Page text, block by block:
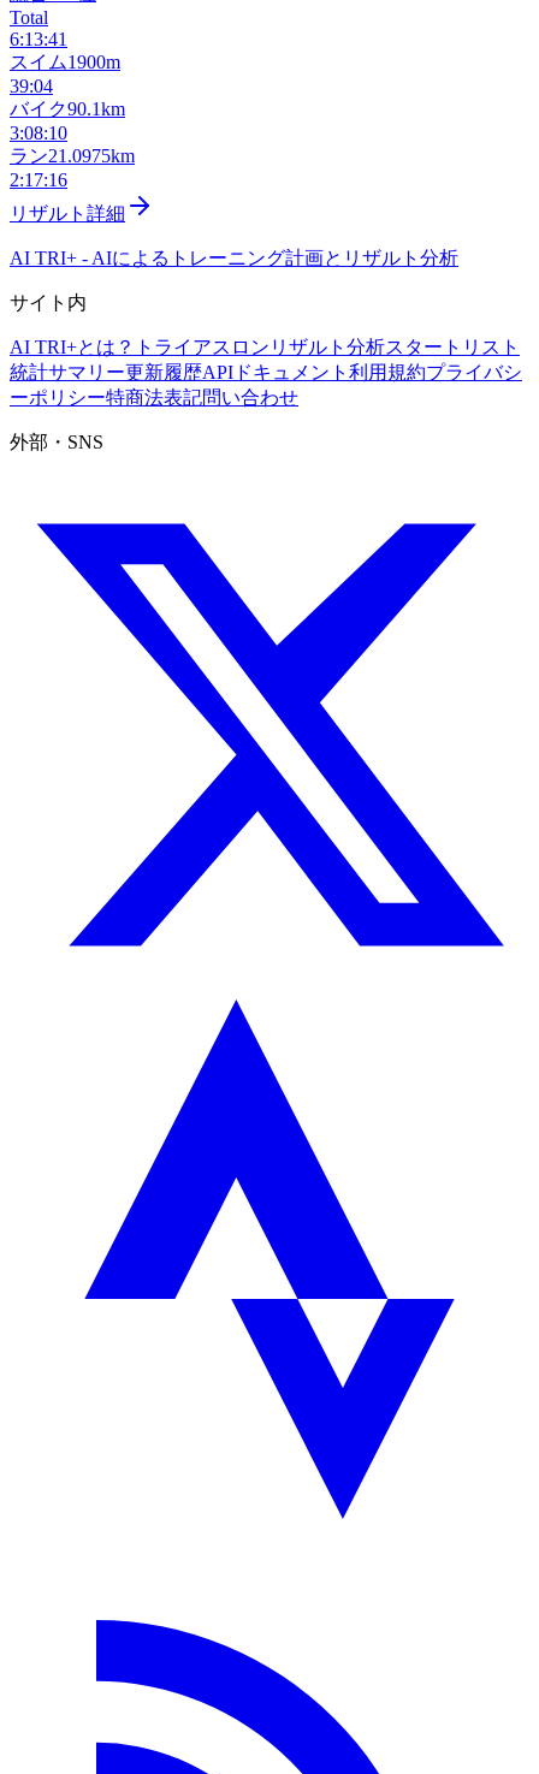
Total
6:13:41
スイム1900m
39:04
バイク90.1km
3:08:10
ラン21.0975km
2:17:16
リザルト詳細
AI TRI+ - AIによるトレーニング計画とリザルト分析
サイト内
AI TRI+とは？ トライアスロンリザルト分析スタートリスト
統計サマリー更新履歴APIドキュメント 利用規約プライバシ
ーポリシー特商法表記問い合わせ
外部・SNS